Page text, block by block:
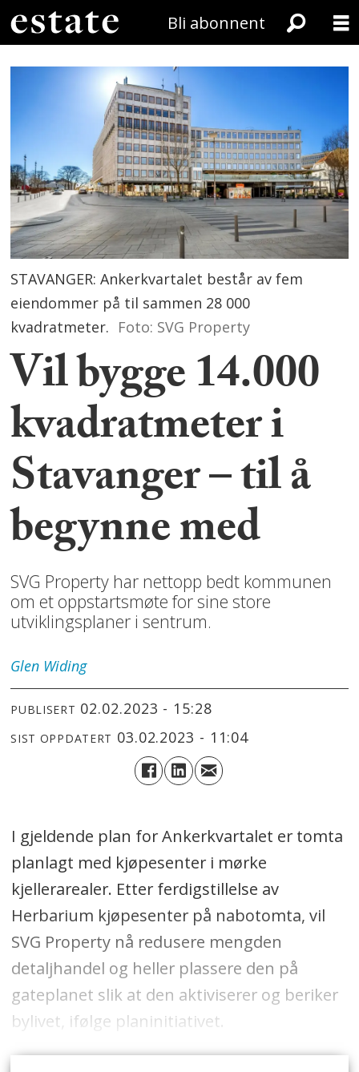
Bli abonnent
STAVANGER: Ankerkvartalet består av fem
eiendommer på til sammen 28 000
kvadratmeter. Foto: SVG Property
Vil bygge 14.000
kvadratmeter i
Stavanger – til å
begynne med
SVG Property har nettopp bedt kommunen
om et oppstartsmøte for sine store
utviklingsplaner i sentrum.
Glen Widing
PUBLISERT 02.02.2023 - 15:28
SIST OPPDATERT 03.02.2023 - 11:04
I gjeldende plan for Ankerkvartalet er tomta
planlagt med kjøpesenter i mørke
kjellerarealer. Etter ferdigstillelse av
Herbarium kjøpesenter på nabotomta, vil
SVG Property nå redusere mengden
detaljhandel og heller plassere den på
gateplanet slik at den aktiviserer og beriker
bylivet, ifølge planinitiativet.